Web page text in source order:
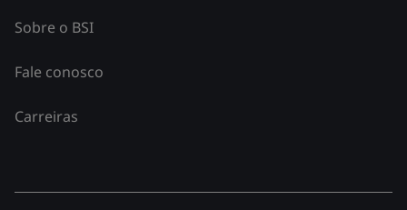
Sobre o BSI
Fale conosco
Carreiras